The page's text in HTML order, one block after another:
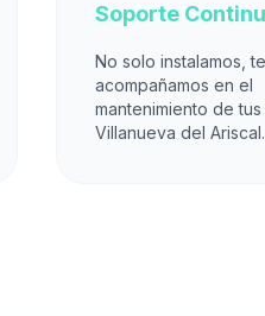
Soporte
No solo instalamos, te
acompañamos en el
mantenimiento de
Villanueva del Ariscal.